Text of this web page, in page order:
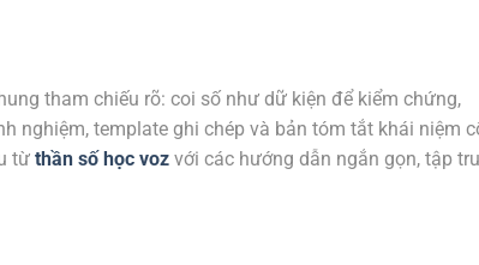
tham chiếu rõ: coi số như dữ kiện để kiểm chứng,
nghiệm, template ghi chép và bản tóm tắt khái niệm
từ thần số học voz với các hướng dẫn ngắn gọn, tập